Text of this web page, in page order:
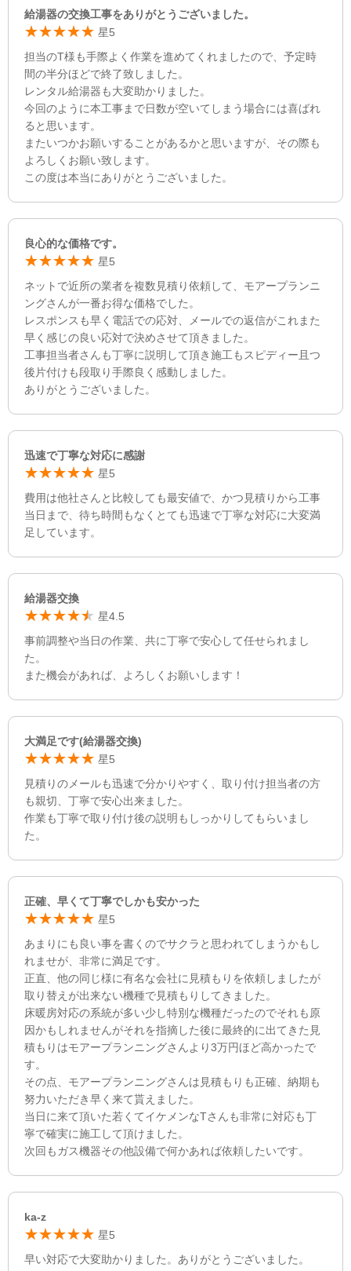
給湯器の交換工事をありがとうございました。
星5
担当のT様も手際よく作業を進めてくれましたので、予定時
間の半分ほどで終了致しました。
レンタル給湯器も大変助かりました。
今回のように本工事まで日数が空いてしまう場合には喜ばれ
ると思います。
またいつかお願いすることがあるかと思いますが、その際も
よろしくお願い致します。
この度は本当にありがとうございました。
良心的な価格です。
星5
ネットで近所の業者を複数見積り依頼して、モアープランニ
ングさんが一番お得な価格でした。
レスポンスも早く電話での応対、メールでの返信がこれまた
早く感じの良い応対で決めさせて頂きました。
工事担当者さんも丁寧に説明して頂き施工もスピディー且つ
後片付けも段取り手際良く感動しました。
ありがとうございました。
迅速で丁寧な対応に感謝
星5
費用は他社さんと比較しても最安値で、かつ見積りから工事
当日まで、待ち時間もなくとても迅速で丁寧な対応に大変満
足しています。
給湯器交換
星4.5
事前調整や当日の作業、共に丁寧で安心して任せられまし
た。
また機会があれば、よろしくお願いします！
大満足です(給湯器交換)
星5
見積りのメールも迅速で分かりやすく、取り付け担当者の方
も親切、丁寧で安心出来ました。
作業も丁寧で取り付け後の説明もしっかりしてもらいまし
た。
正確、早くて丁寧でしかも安かった
星5
あまりにも良い事を書くのでサクラと思われてしまうかもし
れませが、非常に満足です。
正直、他の同じ様に有名な会社に見積もりを依頼しましたが
取り替えが出来ない機種で見積もりしてきました。
床暖房対応の系統が多い少し特別な機種だったのでそれも原
因かもしれませんがそれを指摘した後に最終的に出てきた見
積もりはモアープランニングさんより3万円ほど高かったで
す。
その点、モアープランニングさんは見積もりも正確、納期も
努力いただき早く来て貰えました。
当日に来て頂いた若くてイケメンなTさんも非常に対応も丁
寧で確実に施工して頂けました。
次回もガス機器その他設備で何かあれば依頼したいです。
ka-z
星5
早い対応で大変助かりました。ありがとうございました。